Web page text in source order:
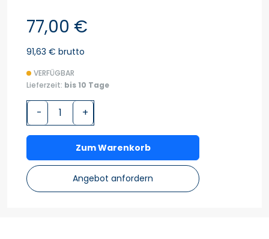
77,00 €
91,63 € brutto
VERFÜGBAR
Lieferzeit: bis 10 Tage
- +
Zum Warenkorb
Angebot anfordern